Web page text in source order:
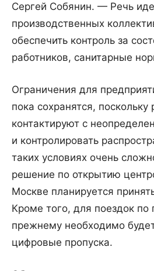
Сергей Собянин. — Речь
производственных
обеспечить контроль за
работников, санитарные
Ограничения для
пока сохранятся, поскольку
контактируют с
и контролировать
таких условиях очень
решение по открытию
Москве планируется
Кроме того, для поездок по
прежнему необходимо
цифровые пропуска.